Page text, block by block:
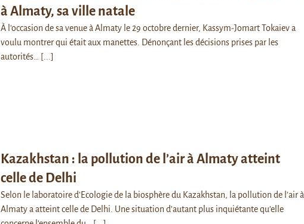
à Almaty, sa ville natale
À l'occasion de sa venue à Almaty le 29 octobre dernier, Kassym-Jomart Tokaïev a
voulu montrer qui était aux manettes. Dénonçant les décisions prises par les
autorités…
[...]
Kazakhstan : la pollution de l’air à Almaty atteint
celle de Delhi
Selon le laboratoire d’Ecologie de la biosphère du Kazakhstan, la pollution de l’air à
Almaty a atteint celle de Delhi. Une situation d’autant plus inquiétante qu’elle